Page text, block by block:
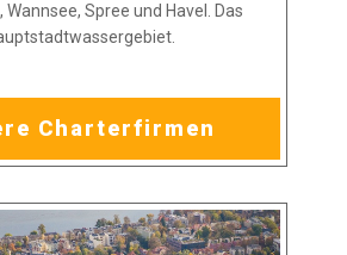
Wannsee, Spree und Havel. Das
Charterfirmen